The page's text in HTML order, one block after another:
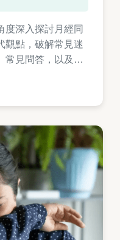
度深入探討月經同
觀點，破解常見迷
常見問答，以及實
，都能找到明確